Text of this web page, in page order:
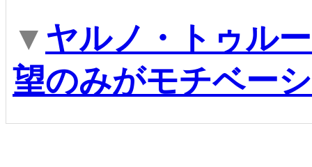
▼ ヤルノ・トゥル
望のみがモチベー